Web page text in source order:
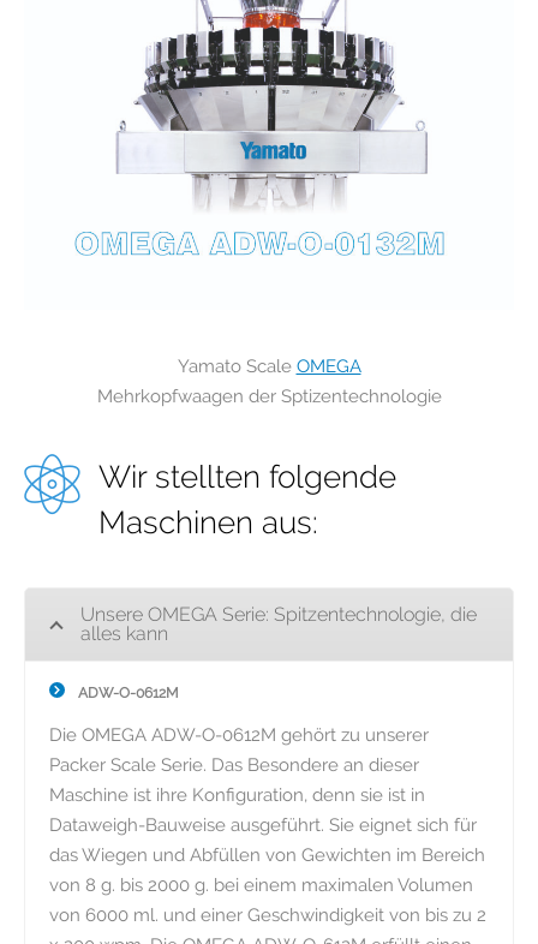
Yamato Scale OMEGA
Mehrkopfwaagen der Sptizentechnologie
Wir stellten folgende
Maschinen aus:
Unsere OMEGA Serie: Spitzentechnologie, die
alles kann
ADW-O-0612M
Die OMEGA ADW-O-0612M gehört zu unserer
Packer Scale Serie. Das Besondere an dieser
Maschine ist ihre Konfiguration, denn sie ist in
Dataweigh-Bauweise ausgeführt. Sie eignet sich für
das Wiegen und Abfüllen von Gewichten im Bereich
von 8 g. bis 2000 g. bei einem maximalen Volumen
von 6000 ml. und einer Geschwindigkeit von bis zu 2